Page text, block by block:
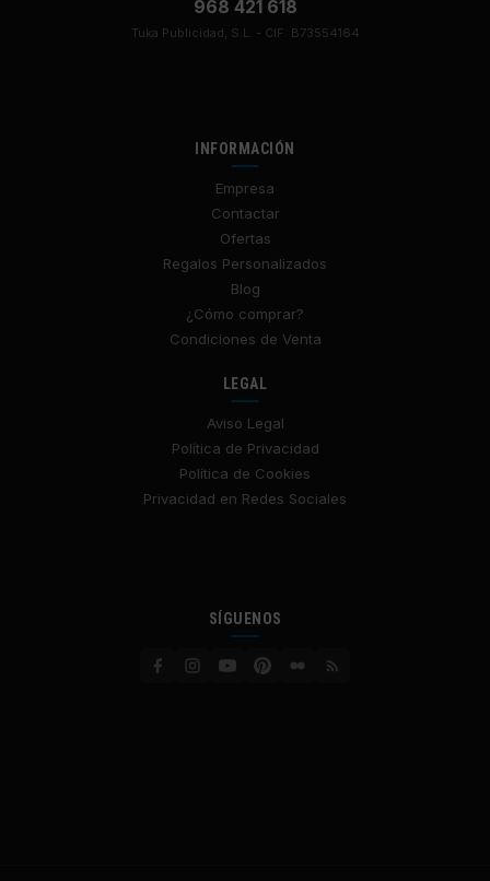
968 421 618
Tuka Publicidad, S.L. - CIF: B73554164
INFORMACIÓN
Empresa
Contactar
Ofertas
Regalos Personalizados
Blog
¿Cómo comprar?
Condiciones de Venta
LEGAL
Aviso Legal
Política de Privacidad
Política de Cookies
Privacidad en Redes Sociales
SÍGUENOS